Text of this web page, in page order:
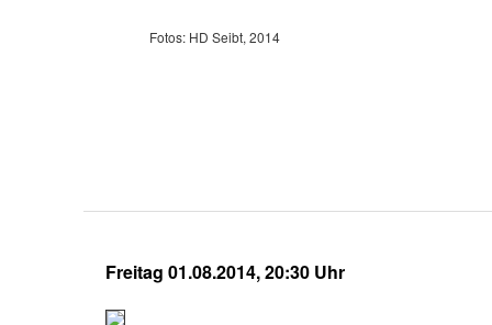
Fotos: HD Seibt, 2014
Freitag 01.08.2014, 20:30 Uhr